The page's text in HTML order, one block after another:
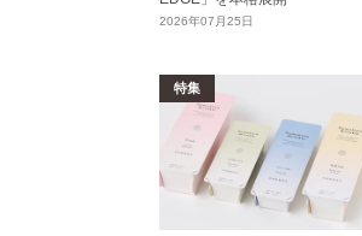
2026年07月25日
特集